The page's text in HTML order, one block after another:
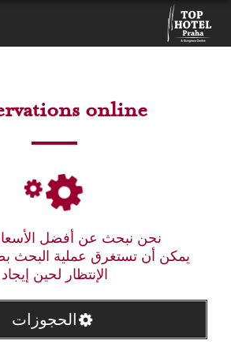
online
نحن نبحث عن أفضل
يمكن أن تستغرق عملية البحث
الإنتظار لحين إيجاد
الحجوزات